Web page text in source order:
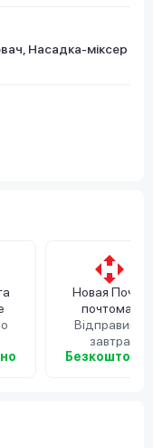
Насадка-міксер
Новая Почта
почтомат
Відправимо
завтра
Безкоштовно